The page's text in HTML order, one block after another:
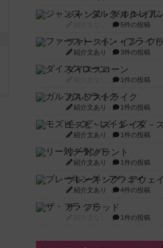
ジャンヌ・ダル
5件の投稿
紹介文あり 3件の投稿
ダイススローン
1件の投稿
ガルフストライク
紹介文あり 1件の投稿
モズビ－ズ・レイダ－
紹介文あり 1件の投稿
リー対グラント
紹介文あり 1件の投稿
ブレーキング・アウェイ
紹介文あり 4件の投稿
ザ・フラッド
1件の投稿